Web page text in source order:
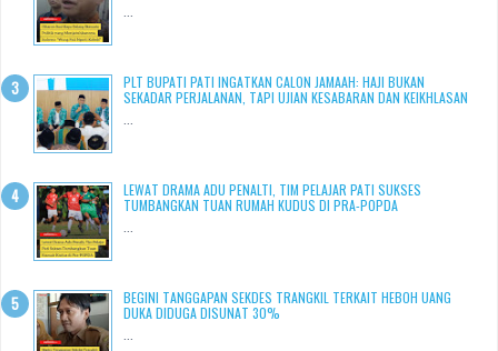
PLT BUPATI PATI INGATKAN CALON JAMAAH: HAJI BUKAN
SEKADAR PERJALANAN, TAPI UJIAN KESABARAN DAN KEIKHLASAN
LEWAT DRAMA ADU PENALTI, TIM PELAJAR PATI SUKSES
TUMBANGKAN TUAN RUMAH KUDUS DI PRA-POPDA
BEGINI TANGGAPAN SEKDES TRANGKIL TERKAIT HEBOH UANG
DUKA DIDUGA DISUNAT 30%